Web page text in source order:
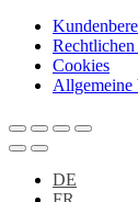
Cookies
Allgemeine
DE